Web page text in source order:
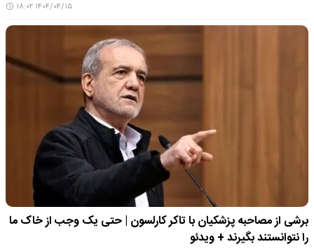
۱۴۰۴/۰۴/۱۵ ۱۸:۰۲
برشی از مصاحبه پزشکیان با تاکر کارلسون | حتی یک وجب از خاک ما
را نتوانستند بگیرند + ویدئو